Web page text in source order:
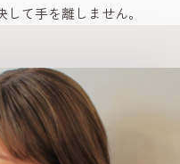
て手を離しません。